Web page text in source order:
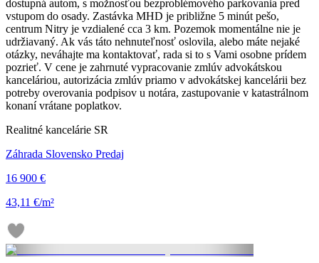
dostupná autom, s možnosťou bezproblémového parkovania pred
vstupom do osady. Zastávka MHD je približne 5 minút pešo,
centrum Nitry je vzdialené cca 3 km. Pozemok momentálne nie je
udržiavaný. Ak vás táto nehnuteľnosť oslovila, alebo máte nejaké
otázky, neváhajte ma kontaktovať, rada si to s Vami osobne prídem
pozrieť. V cene je zahrnuté vypracovanie zmlúv advokátskou
kanceláriou, autorizácia zmlúv priamo v advokátskej kancelárii bez
potreby overovania podpisov u notára, zastupovanie v katastrálnom
konaní vrátane poplatkov.
Realitné kancelárie SR
Záhrada Slovensko Predaj
16 900 €
43,11 €/m²